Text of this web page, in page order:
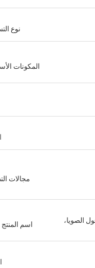
نوع
المكونات
مجالات
الصويا،
اسم المنتج